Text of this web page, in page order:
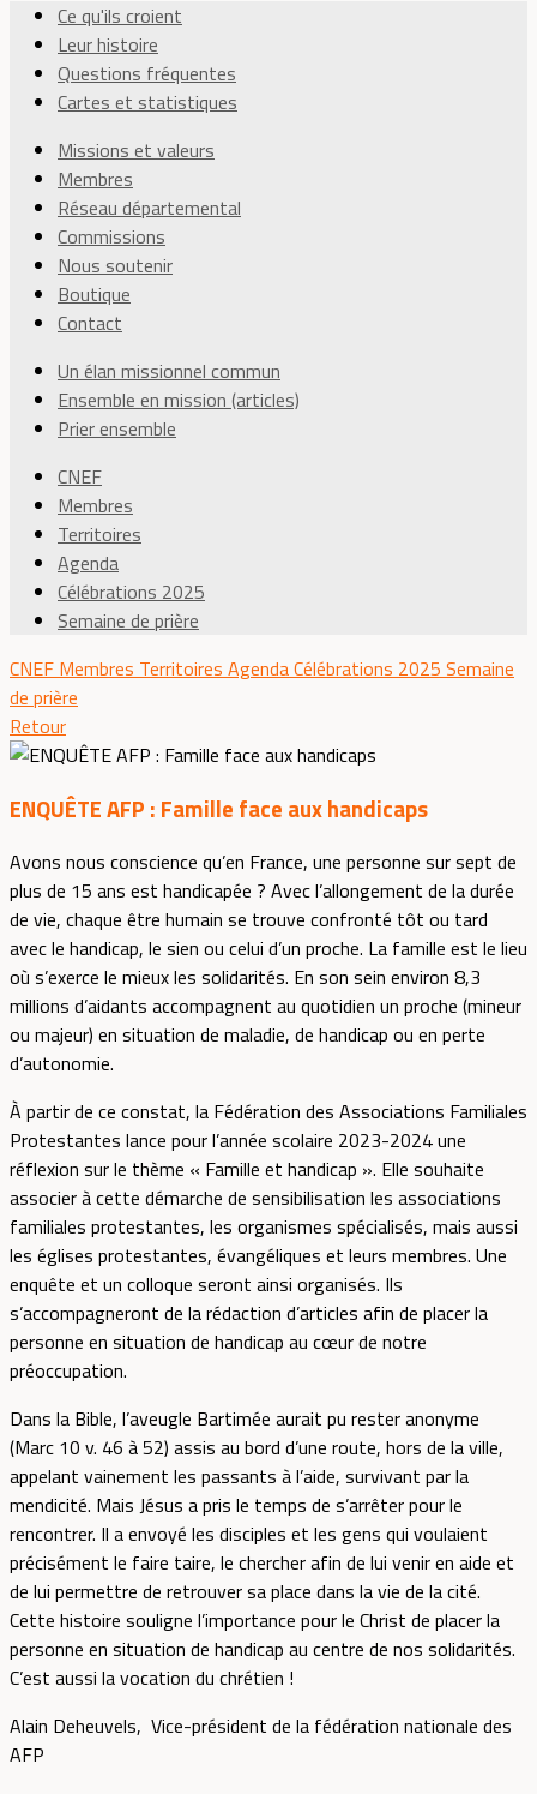
Ce qu'ils croient
Leur histoire
Questions fréquentes
Cartes et statistiques
Missions et valeurs
Membres
Réseau départemental
Commissions
Nous soutenir
Boutique
Contact
Un élan missionnel commun
Ensemble en mission (articles)
Prier ensemble
CNEF
Membres
Territoires
Agenda
Célébrations 2025
Semaine de prière
CNEF Membres Territoires AgendaCélébrations 2025 Semaine
de prière
Retour
ENQUÊTE AFP : Famille face aux handicaps
Avons nous conscience qu’en France, une personne sur sept de
plus de 15 ans est handicapée ? Avec l’allongement de la durée
de vie, chaque être humain se trouve confronté tôt ou tard
avec le handicap, le sien ou celui d’un proche. La famille est le lieu
où s’exerce le mieux les solidarités. En son sein environ 8,3
millions d’aidants accompagnent au quotidien un proche (mineur
ou majeur) en situation de maladie, de handicap ou en perte
d’autonomie.
À partir de ce constat, la Fédération des Associations Familiales
Protestantes lance pour l’année scolaire 2023-2024 une
réflexion sur le thème « Famille et handicap ». Elle souhaite
associer à cette démarche de sensibilisation les associations
familiales protestantes, les organismes spécialisés, mais aussi
les églises protestantes, évangéliques et leurs membres. Une
enquête et un colloque seront ainsi organisés. Ils
s’accompagneront de la rédaction d’articles afin de placer la
personne en situation de handicap au cœur de notre
préoccupation.
Dans la Bible, l’aveugle Bartimée aurait pu rester anonyme
(Marc 10 v. 46 à 52) assis au bord d’une route, hors de la ville,
appelant vainement les passants à l’aide, survivant par la
mendicité. Mais Jésus a pris le temps de s’arrêter pour le
rencontrer. Il a envoyé les disciples et les gens qui voulaient
précisément le faire taire, le chercher afin de lui venir en aide et
de lui permettre de retrouver sa place dans la vie de la cité.
Cette histoire souligne l’importance pour le Christ de placer la
personne en situation de handicap au centre de nos solidarités.
C’est aussi la vocation du chrétien !
Alain Deheuvels, Vice-président de la fédération nationale des
AFP